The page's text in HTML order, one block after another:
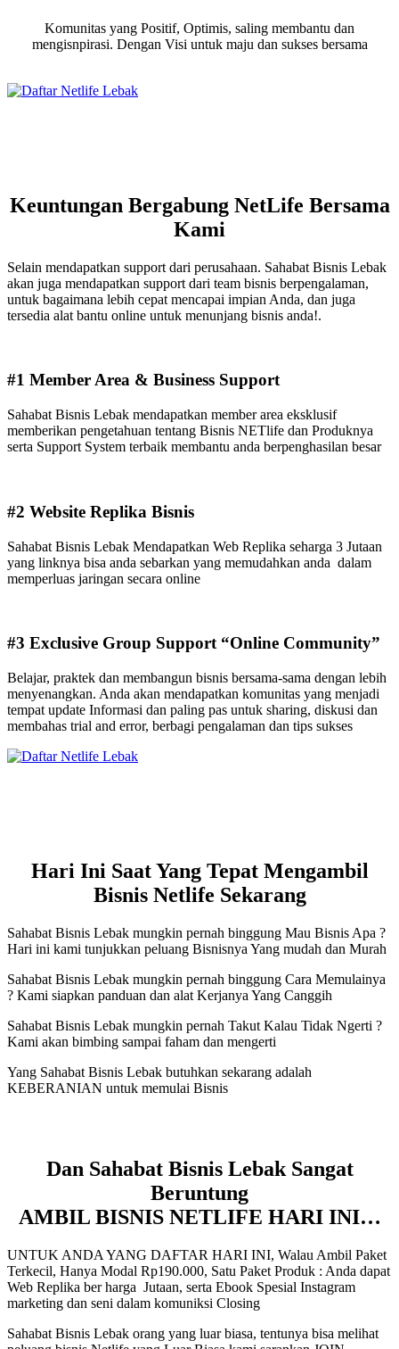
Komunitas yang Positif, Optimis, saling membantu dan
mengisnpirasi. Dengan Visi untuk maju dan sukses bersama
Keuntungan Bergabung NetLife Bersama
Kami
Selain mendapatkan support dari perusahaan. Sahabat Bisnis Lebak
akan juga mendapatkan support dari team bisnis berpengalaman,
untuk bagaimana lebih cepat mencapai impian Anda, dan juga
tersedia alat bantu online untuk menunjang bisnis anda!.
#1 Member Area & Business Support
Sahabat Bisnis Lebak mendapatkan member area eksklusif
memberikan pengetahuan tentang Bisnis NETlife dan Produknya
serta Support System terbaik membantu anda berpenghasilan besar
#2 Website Replika Bisnis
Sahabat Bisnis Lebak Mendapatkan Web Replika seharga 3 Jutaan
yang linknya bisa anda sebarkan yang memudahkan anda dalam
memperluas jaringan secara online
#3 Exclusive Group Support “Online Community”
Belajar, praktek dan membangun bisnis bersama-sama dengan lebih
menyenangkan. Anda akan mendapatkan komunitas yang menjadi
tempat update Informasi dan paling pas untuk sharing, diskusi dan
membahas trial and error, berbagi pengalaman dan tips sukses
Hari Ini Saat Yang Tepat Mengambil
Bisnis Netlife Sekarang
Sahabat Bisnis Lebak mungkin pernah binggung Mau Bisnis Apa ?
Hari ini kami tunjukkan peluang Bisnisnya Yang mudah dan Murah
Sahabat Bisnis Lebak mungkin pernah binggung Cara Memulainya
? Kami siapkan panduan dan alat Kerjanya Yang Canggih
Sahabat Bisnis Lebak mungkin pernah Takut Kalau Tidak Ngerti ?
Kami akan bimbing sampai faham dan mengerti
Yang Sahabat Bisnis Lebak butuhkan sekarang adalah
KEBERANIAN untuk memulai Bisnis
Dan Sahabat Bisnis Lebak Sangat
Beruntung
AMBIL BISNIS NETLIFE HARI INI…
UNTUK ANDA YANG DAFTAR HARI INI, Walau Ambil Paket
Terkecil, Hanya Modal Rp190.000, Satu Paket Produk : Anda dapat
Web Replika ber harga Jutaan, serta Ebook Spesial Instagram
marketing dan seni dalam komuniksi Closing
Sahabat Bisnis Lebak orang yang luar biasa, tentunya bisa melihat